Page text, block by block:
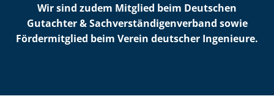
Wir sind zudem Mitglied beim Deutschen
Gutachter & Sach­ver­stän­di­gen­ver­band sowie
Fördermitglied beim Verein deutscher Ingenieure.